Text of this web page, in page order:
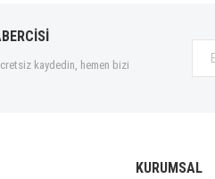
kaydedin, hemen bizi
KURUMSAL